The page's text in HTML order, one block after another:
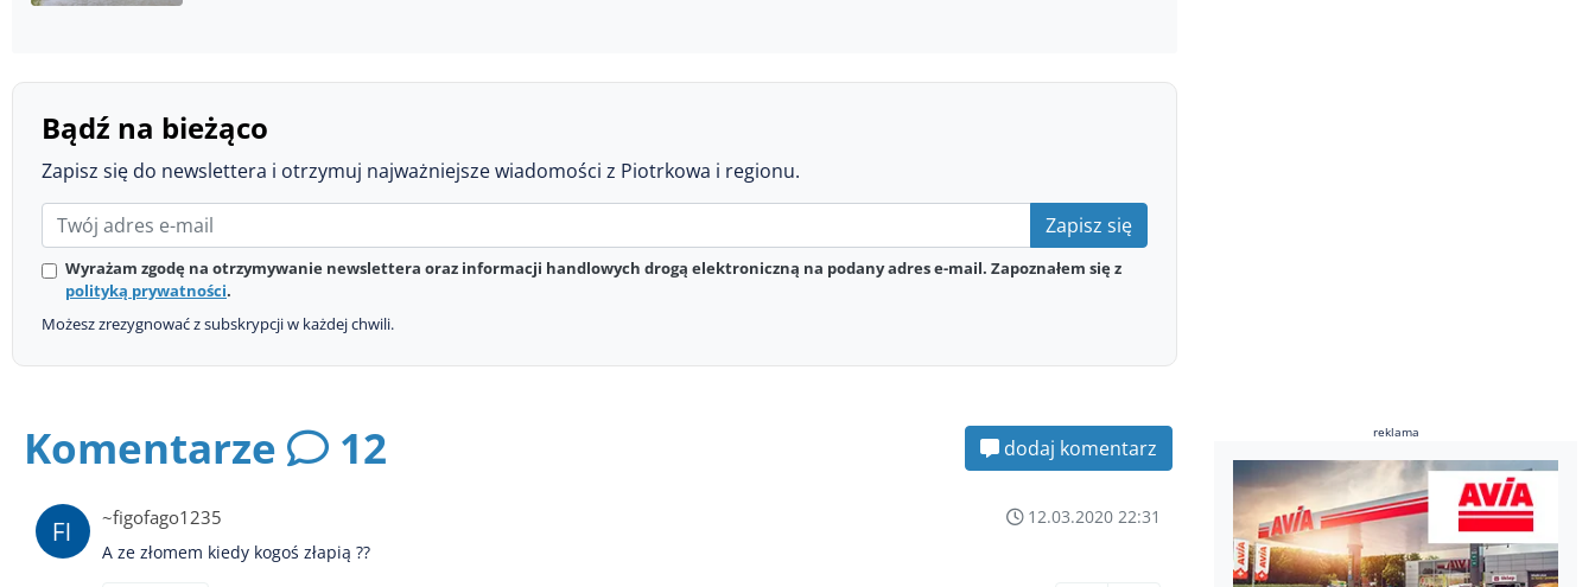
Bądź na bieżąco
Zapisz się do newslettera i otrzymuj najważniejsze wiadomości z Piotrkowa i regionu.
Zapisz się
Wyrażam zgodę na otrzymywanie newslettera oraz informacji handlowych drogą elektroniczną na podany adres e-mail. Zapoznałem się z
polityką prywatności.
Możesz zrezygnować z subskrypcji w każdej chwili.
Komentarze 12 dodaj komentarz
~figofago1235
12.03.2020 22:31
A ze złomem kiedy kogoś złapią ??
reklama